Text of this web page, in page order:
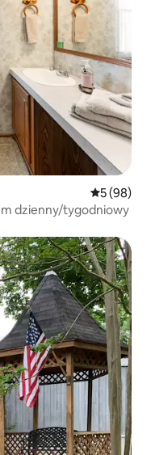
Średnia
5 (98)
dzienny/tygodniowy